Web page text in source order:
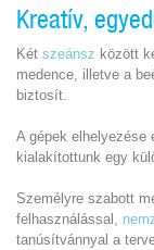
Kreatív,
Két szeánsz között
medence, illetve a
biztosít.
A gépek
kialakítottunk egy
Személyre szabott
felhasználással,
tanúsítvánnyal a